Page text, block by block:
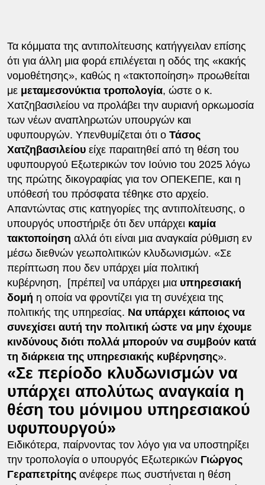
Τα κόμματα της αντιπολίτευσης κατήγγειλαν επίσης
ότι για άλλη μια φορά επιλέγεται η οδός της «κακής
νομοθέτησης», καθώς η «τακτοποίηση» προωθείται
με μεταμεσονύκτια τροπολογία, ώστε ο κ.
Χατζηβασιλείου να προλάβει την αυριανή ορκωμοσία
των νέων αναπληρωτών υπουργών και
υφυπουργών. Υπενθυμίζεται ότι ο Τάσος
Χατζηβασιλείουείχε παραιτηθεί από τη θέση του
υφυπουργού Εξωτερικών τον Ιούνιο του 2025 λόγω
της πρώτης δικογραφίας για τον ΟΠΕΚΕΠΕ, και η
υπόθεσή του πρόσφατα τέθηκε στο αρχείο.
Απαντώντας στις κατηγορίες της αντιπολίτευσης, ο
υπουργός υποστήριξε ότι δεν υπάρχει καμία
τακτοποίηση αλλά ότι είναι μια αναγκαία ρύθμιση εν
μέσω διεθνών γεωπολιτικών κλυδωνισμών. «Σε
περίπτωση που δεν υπάρχει μία πολιτική
κυβέρνηση, [πρέπει] να υπάρχει μια υπηρεσιακή
δομή η οποία να φροντίζει για τη συνέχεια της
πολιτικής της υπηρεσίας. Να υπάρχει κάποιος να
συνεχίσει αυτή την πολιτική ώστε να μην έχουμε
κινδύνους διότι πολλά μπορούν να συμβούν κατά
τη διάρκεια της υπηρεσιακής κυβέρνησης».
«Σε περίοδο κλυδωνισμών να
υπάρχει απολύτως αναγκαία η
θέση του μόνιμου υπηρεσιακού
υφυπουργού»
Ειδικότερα, παίρνοντας τον λόγο για να υποστηρίξει
την τροπολογία ο υπουργός Εξωτερικών Γιώργος
Γεραπετρίτηςανέφερε πως συστήνεται η θέση